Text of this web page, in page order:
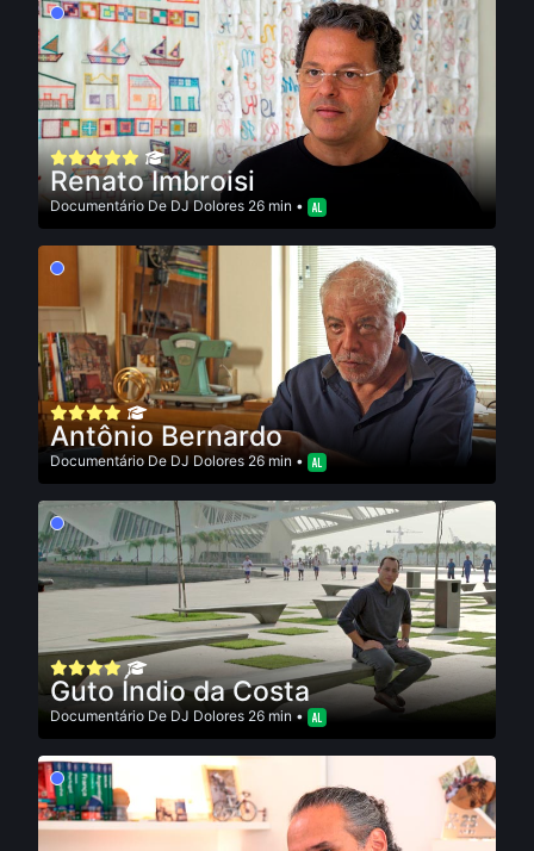
Renato Imbroisi
DocumentárioDeDJ Dolores 26 min •
Antônio Bernardo
DocumentárioDeDJ Dolores 26 min •
Guto Índio da Costa
DocumentárioDeDJ Dolores 26 min •